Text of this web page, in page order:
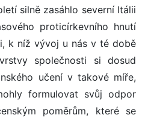
silně zasáhlo severní Itálii
proticírkevního hnutí
k níž vývoj u nás v té době
společnosti si dosud
učení v takové míře,
formulovat svůj odpor
poměrům, které se